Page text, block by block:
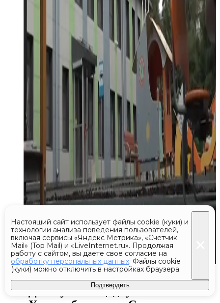
Сегодня 13:36
Детскую площадку в поселке
Настоящий сайт использует файлы cookie (куки) и
технологии анализа поведения пользователей,
включая сервисы «Яндекс Метрика», «Счётчик
Mail» (Top Mail) и «LiveInternet.ru». Продолжая
работу с сайтом, вы даете свое согласие на
обработку персональных данных. Файлы cookie
(куки) можно отключить в настройках браузера
Подтвердить